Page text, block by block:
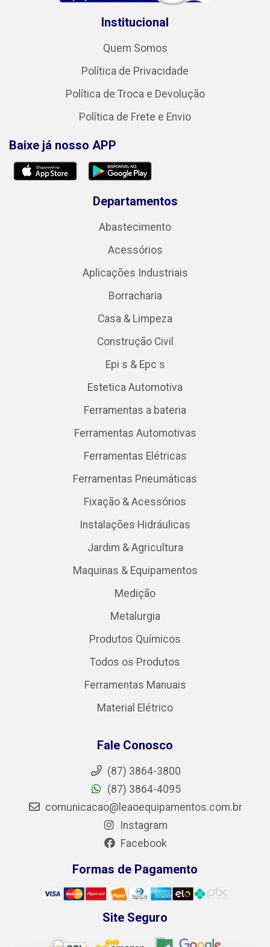
Institucional
Quem Somos
Política de Privacidade
Política de Troca e Devolução
Política de Frete e Envio
Baixe já nosso APP
Departamentos
Abastecimento
Acessórios
Aplicações Industriais
Borracharia
Casa & Limpeza
Construção Civil
Epi s & Epc s
Estetica Automotiva
Ferramentas a bateria
Ferramentas Automotivas
Ferramentas Elétricas
Ferramentas Pneumáticas
Fixação & Acessórios
Instalações Hidráulicas
Jardim & Agricultura
Maquinas & Equipamentos
Medição
Metalurgia
Produtos Químicos
Todos os Produtos
Ferramentas Manuais
Material Elétrico
Fale Conosco
(87) 3864-3800
(87) 3864-4095
comunicacao@leaoequipamentos.com.br
Instagram
Facebook
Formas de Pagamento
Site Seguro